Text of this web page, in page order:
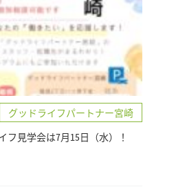
グッドライフパートナー宮崎
フ見学会は7月15日（水）！